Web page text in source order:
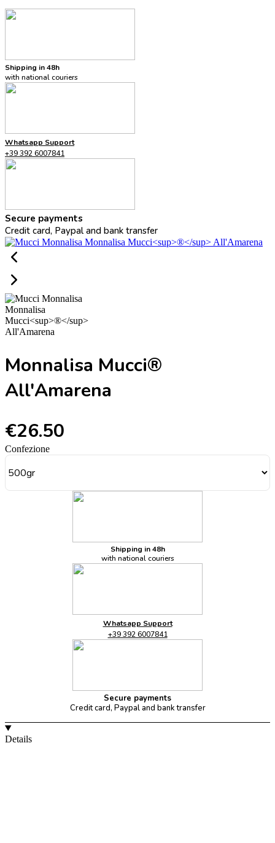
Shipping in 48h
with national couriers
Whatsapp Support
+39 392 6007841
Secure payments
Credit card, Paypal and bank transfer
Monnalisa Mucci®
All'Amarena
€26.50
Confezione
Shipping in 48h
with national couriers
Whatsapp Support
+39 392 6007841
Secure payments
Credit card, Paypal and bank transfer
Details